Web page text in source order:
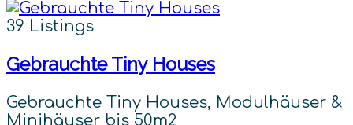
39 Listings
Gebrauchte Tiny Houses
Gebrauchte Tiny Houses, Modulhäuser &
Minihäuser bis 50m2